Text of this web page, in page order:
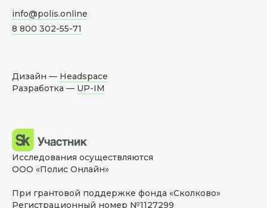
info@polis.online
8 800 302-55-71
Дизайн — Headspace
Разработка — UP-IM
Исследования осуществляются
ООО «Полис Онлайн»
При грантовой поддержке фонда «Сколково»
Регистрационный номер №1127299